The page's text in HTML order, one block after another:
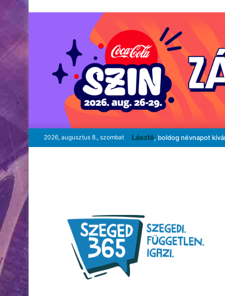
2026, augusztus 8., szombat László, boldog névnapot